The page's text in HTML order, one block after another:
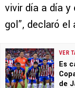
vivir día a día y
gol”, declaró
VER
Es
de